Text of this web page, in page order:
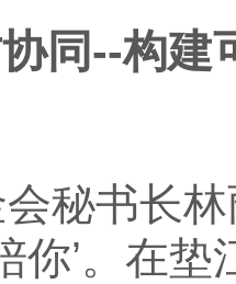
同--构建
秘书长
你’。在